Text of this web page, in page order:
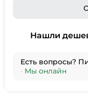
Нашли
Есть вопросы?
• Мы онлайн